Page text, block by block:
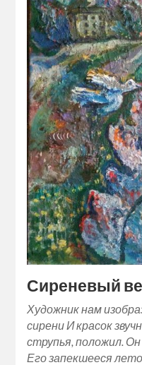
Сиреневый
Художник нам
сирени И красок
струпья, положил.
Его запекшееся